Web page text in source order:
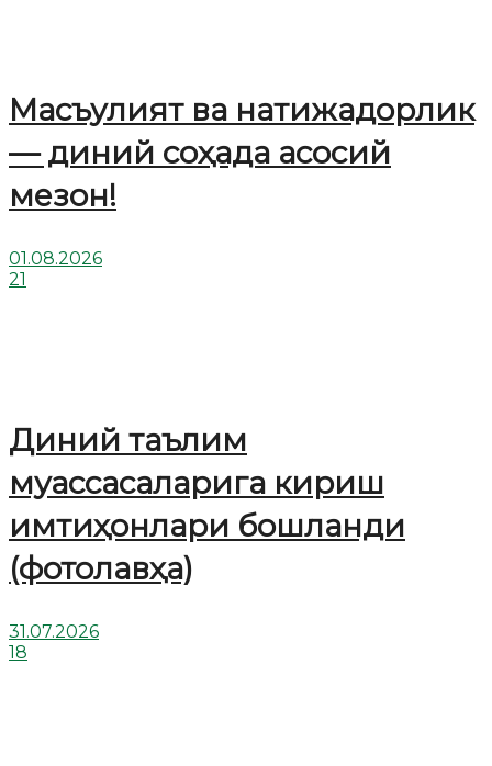
Масъулият ва натижадорлик
— диний соҳада асосий
мезон!
01.08.2026
21
Диний таълим
муассасаларига кириш
имтиҳонлари бошланди
(фотолавҳа)
31.07.2026
18